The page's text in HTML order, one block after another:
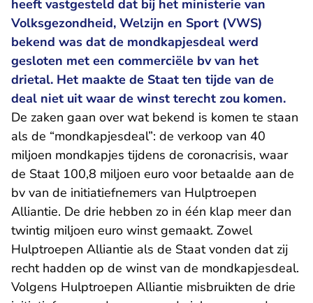
heeft vastgesteld dat bij het ministerie van
Volksgezondheid, Welzijn en Sport (VWS)
bekend was dat de mondkapjesdeal werd
gesloten met een commerciële bv van het
drietal. Het maakte de Staat ten tijde van de
deal niet uit waar de winst terecht zou komen.
De zaken gaan over wat bekend is komen te staan
als de “mondkapjesdeal”: de verkoop van 40
miljoen mondkapjes tijdens de coronacrisis, waar
de Staat 100,8 miljoen euro voor betaalde aan de
bv van de initiatiefnemers van Hulptroepen
Alliantie. De drie hebben zo in één klap meer dan
twintig miljoen euro winst gemaakt. Zowel
Hulptroepen Alliantie als de Staat vonden dat zij
recht hadden op de winst van de mondkapjesdeal.
Volgens Hulptroepen Alliantie misbruikten de drie